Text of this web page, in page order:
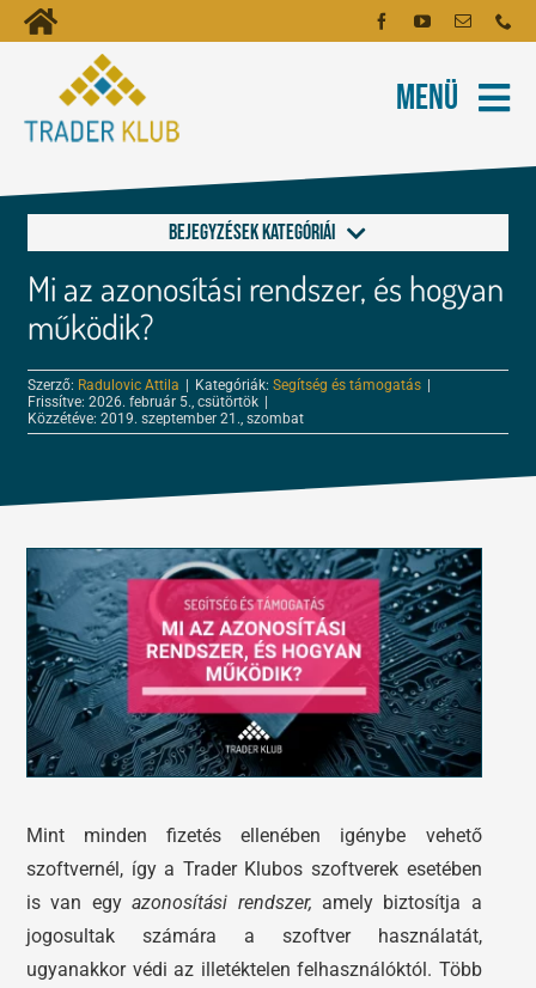
Kihagyás
Toggle
Navigation
Kezdőoldal
Fiókom
Menü
Oktatóanyagok
Tartalmak
Képzés
Tőzsdeklub
Adósegéd
Bejegyzések kategóriái
Alapok a kereskedéshez
FOREX és tőzsde leckék
Előadások
Képzések
Robotok
Mi az azonosítási rendszer, és hogyan
működik?
Szerző: Radulovic Attila Kategóriák:Segítség és támogatás
Frissítve: 2026. február 5., csütörtök
Közzétéve: 2019. szeptember 21., szombat
Mint minden fizetés ellenében igénybe vehető
szoftvernél, így a Trader Klubos szoftverek esetében
is van egyazonosítási rendszer, amely biztosítja a
jogosultak számára a szoftver használatát,
ugyanakkor védi az illetéktelen felhasználóktól. Több